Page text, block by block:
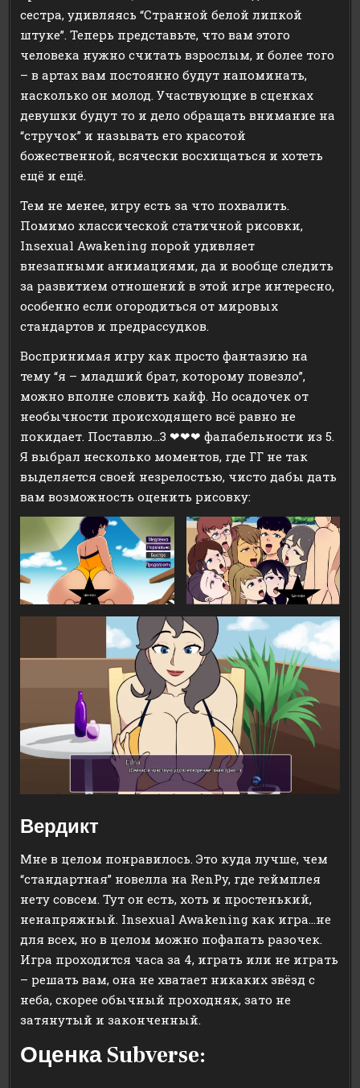
сестра, удивляясь “Странной белой липкой
штуке”. Теперь представьте, что вам этого
человека нужно считать взрослым, и более того
– в артах вам постоянно будут напоминать,
насколько он молод. Участвующие в сценках
девушки будут то и дело обращать внимание на
“стручок” и называть его красотой
божественной, всячески восхищаться и хотеть
ещё и ещё.
Тем не менее, игру есть за что похвалить.
Помимо классической статичной рисовки,
Insexual Awakening порой удивляет
внезапными анимациями, да и вообще следить
за развитием отношений в этой игре интересно,
особенно если огородиться от мировых
стандартов и предрассудков.
Воспринимая игру как просто фантазию на
тему “я – младший брат, которому повезло”,
можно вполне словить кайф. Но осадочек от
необычности происходящего всё равно не
покидает. Поставлю…3 ❤❤❤ фапабельности из 5.
Я выбрал несколько моментов, где ГГ не так
выделяется своей незрелостью, чисто дабы дать
вам возможность оценить рисовку:
Вердикт
Мне в целом понравилось. Это куда лучше, чем
“стандартная” новелла на RenPy, где геймплея
нету совсем. Тут он есть, хоть и простенький,
ненапряжный. Insexual Awakening как игра…не
для всех, но в целом можно пофапать разочек.
Игра проходится часа за 4, играть или не играть
– решать вам, она не хватает никаких звёзд с
неба, скорее обычный проходняк, зато не
затянутый и законченный.
Оценка Subverse: